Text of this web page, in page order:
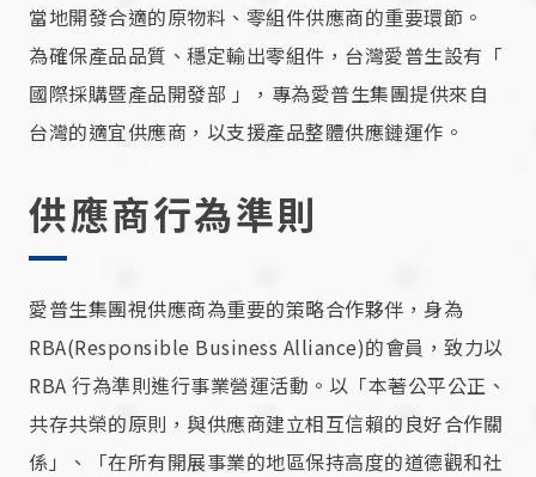
當地開發合適的原物料、零組件供應商的重要環節。
為確保產品品質、穩定輸出零組件，台灣愛普生設有「
國際採購暨產品開發部 」，專為愛普生集團提供來自
台灣的適宜供應商，以支援產品整體供應鏈運作。
供應商行為準則
愛普生集團視供應商為重要的策略合作夥伴，身為
RBA(Responsible Business Alliance)的會員，致力以
RBA 行為準則進行事業營運活動。以「本著公平公正、
共存共榮的原則，與供應商建立相互信賴的良好合作關
係」、「在所有開展事業的地區保持高度的道德觀和社